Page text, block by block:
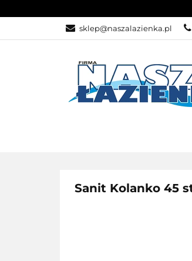
sklep@naszalazienka.pl
Sanit Kolanko 45